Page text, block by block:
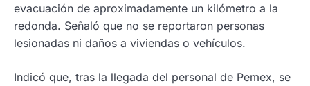
evacuación de aproximadamente un kilómetro a la
redonda. Señaló que no se reportaron personas
lesionadas ni daños a viviendas o vehículos.
Indicó que, tras la llegada del personal de Pemex, se